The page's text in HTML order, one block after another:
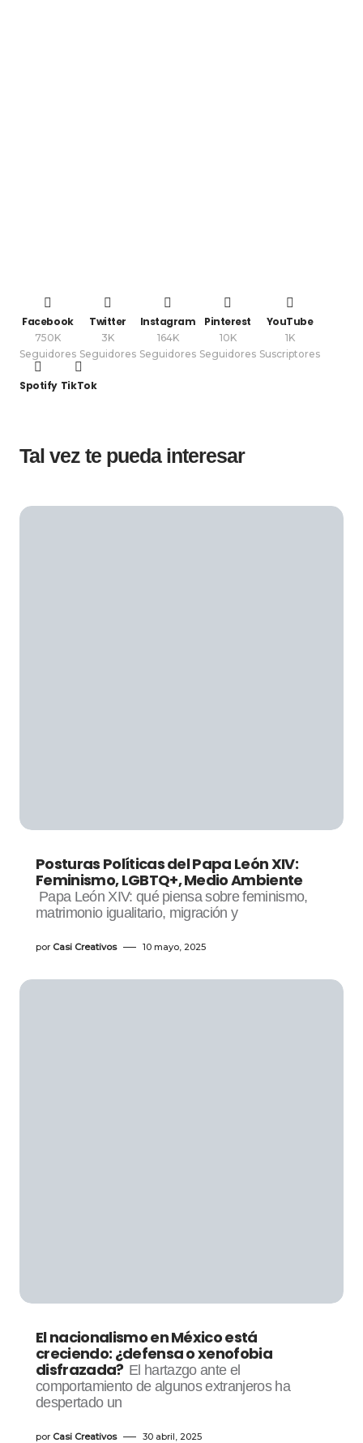
Facebook
750K
Seguidores
Twitter
3K
Seguidores
Instagram
164K
Seguidores
Pinterest
10K
Seguidores
YouTube
1K
Suscriptores
Spotify TikTok
Tal vez te pueda interesar
Posturas Políticas del Papa León XIV:
Feminismo, LGBTQ+, Medio Ambiente
Papa León XIV: qué piensa sobre feminismo,
matrimonio igualitario, migración y
por Casi Creativos 10 mayo, 2025
El nacionalismo en México está
creciendo: ¿defensa o xenofobia
disfrazada? El hartazgo ante el
comportamiento de algunos extranjeros ha
despertado un
por Casi Creativos 30 abril, 2025